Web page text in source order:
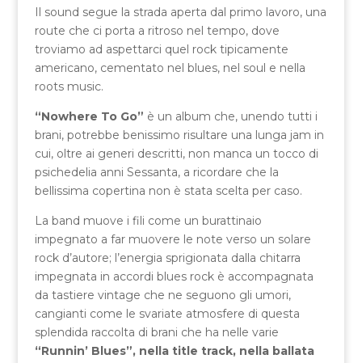
Il sound segue la strada aperta dal primo lavoro, una
route che ci porta a ritroso nel tempo, dove
troviamo ad aspettarci quel rock tipicamente
americano, cementato nel blues, nel soul e nella
roots music.
“Nowhere To Go” è un album che, unendo tutti i
brani, potrebbe benissimo risultare una lunga jam in
cui, oltre ai generi descritti, non manca un tocco di
psichedelia anni Sessanta, a ricordare che la
bellissima copertina non è stata scelta per caso.
La band muove i fili come un burattinaio
impegnato a far muovere le note verso un solare
rock d’autore; l’energia sprigionata dalla chitarra
impegnata in accordi blues rock è accompagnata
da tastiere vintage che ne seguono gli umori,
cangianti come le svariate atmosfere di questa
splendida raccolta di brani che ha nelle varie
“Runnin’ Blues”, nella title track, nella ballata